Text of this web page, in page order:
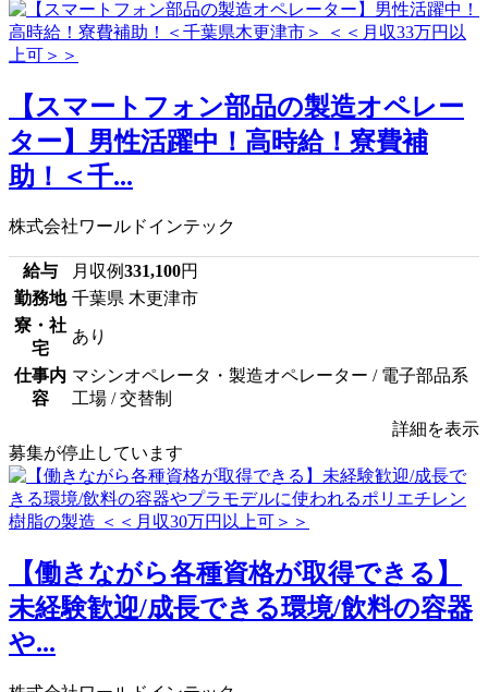
【スマートフォン部品の製造オペレー
ター】男性活躍中！高時給！寮費補
助！＜千...
株式会社ワールドインテック
給与 月収例331,100円
勤務地 千葉県 木更津市
寮・社
宅
あり
仕事内
容
マシンオペレータ・製造オペレーター / 電子部品系
工場 / 交替制
詳細を表示
募集が停止しています
【働きながら各種資格が取得できる】
未経験歓迎/成長できる環境/飲料の容器
や...